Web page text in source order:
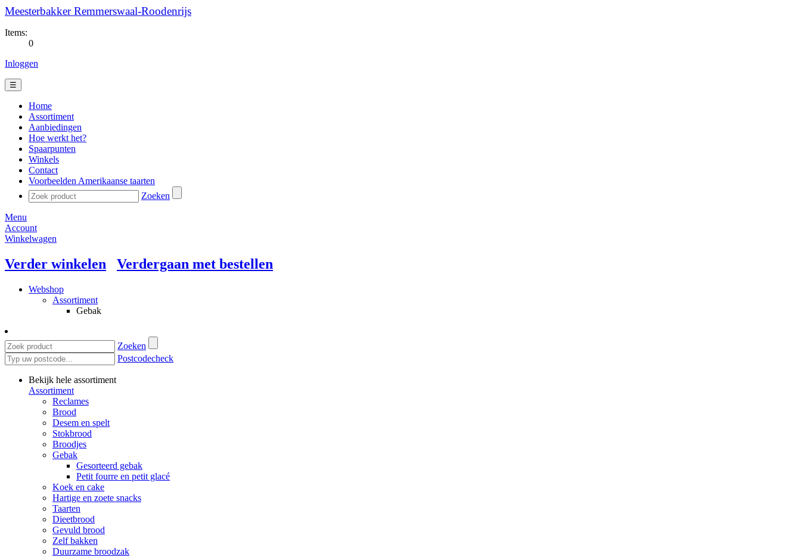
Meesterbakker Remmerswaal-Roodenrijs
Items:
0
Inloggen
☰
Home
Assortiment
Aanbiedingen
Hoe werkt het?
Spaarpunten
Winkels
Contact
Voorbeelden Amerikaanse taarten
Zoeken
Menu
Account
Winkelwagen
Verder winkelen Verdergaan met bestellen
Webshop
Assortiment
Gebak
Zoeken
Postcodecheck
Bekijk hele assortiment
Assortiment
Reclames
Brood
Desem en spelt
Stokbrood
Broodjes
Gebak
Gesorteerd gebak
Petit fourre en petit glacé
Koek en cake
Hartige en zoete snacks
Taarten
Dieetbrood
Gevuld brood
Zelf bakken
Duurzame broodzak